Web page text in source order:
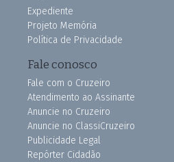
Expediente
Projeto Memória
Política de Privacidade
Fale conosco
Fale com o Cruzeiro
Atendimento ao Assinante
Anuncie no Cruzeiro
Anuncie no ClassiCruzeiro
Publicidade Legal
Repórter Cidadão